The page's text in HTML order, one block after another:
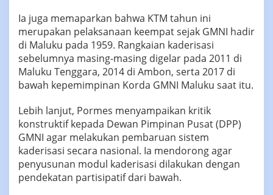
Ia juga memaparkan bahwa KTM tahun ini
merupakan pelaksanaan keempat sejak GMNI hadir
di Maluku pada 1959. Rangkaian kaderisasi
sebelumnya masing-masing digelar pada 2011 di
Maluku Tenggara, 2014 di Ambon, serta 2017 di
bawah kepemimpinan Korda GMNI Maluku saat itu.
Lebih lanjut, Pormes menyampaikan kritik
konstruktif kepada Dewan Pimpinan Pusat (DPP)
GMNI agar melakukan pembaruan sistem
kaderisasi secara nasional. Ia mendorong agar
penyusunan modul kaderisasi dilakukan dengan
pendekatan partisipatif dari bawah.